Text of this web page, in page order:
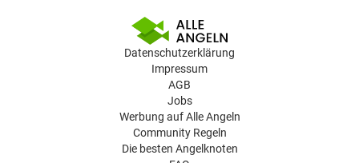
Datenschutzerklärung
Impressum
AGB
Jobs
Werbung auf Alle Angeln
Community Regeln
Die besten Angelknoten